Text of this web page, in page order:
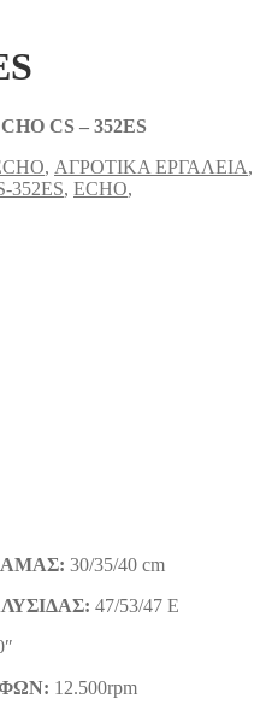
CS – 352ES
, ΑΓΡΟΤΙΚΑ ΕΡΓΑΛΕΙΑ,
352ES, ECHO,
30/35/40 cm
47/53/47 E
12.500rpm